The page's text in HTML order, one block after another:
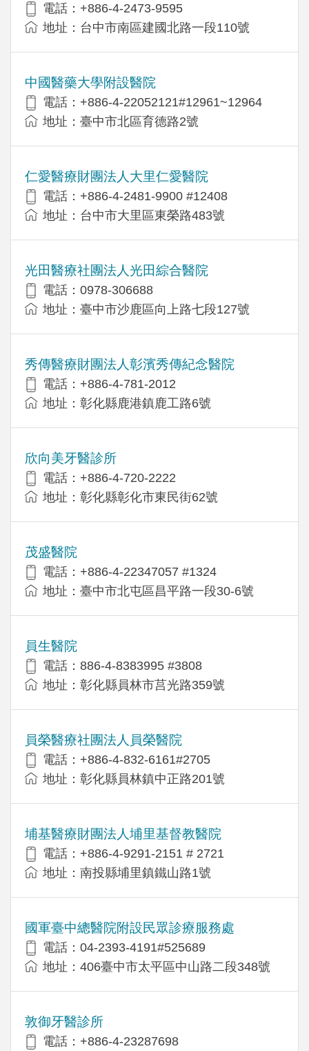
電話：+886-4-2473-9595
地址：台中市南區建國北路一段110號
中國醫藥大學附設醫院
電話：+886-4-22052121#12961~12964
地址：臺中市北區育德路2號
仁愛醫療財團法人大里仁愛醫院
電話：+886-4-2481-9900 #12408
地址：台中市大里區東榮路483號
光田醫療社團法人光田綜合醫院
電話：0978-306688
地址：臺中市沙鹿區向上路七段127號
秀傳醫療財團法人彰濱秀傳紀念醫院
電話：+886-4-781-2012
地址：彰化縣鹿港鎮鹿工路6號
欣向美牙醫診所
電話：+886-4-720-2222
地址：彰化縣彰化市東民街62號
茂盛醫院
電話：+886-4-22347057 #1324
地址：臺中市北屯區昌平路一段30-6號
員生醫院
電話：886-4-8383995 #3808
地址：彰化縣員林市莒光路359號
員榮醫療社團法人員榮醫院
電話：+886-4-832-6161#2705
地址：彰化縣員林鎮中正路201號
埔基醫療財團法人埔里基督教醫院
電話：+886-4-9291-2151 # 2721
地址：南投縣埔里鎮鐵山路1號
國軍臺中總醫院附設民眾診療服務處
電話：04-2393-4191#525689
地址：406臺中市太平區中山路二段348號
敦御牙醫診所
電話：+886-4-23287698